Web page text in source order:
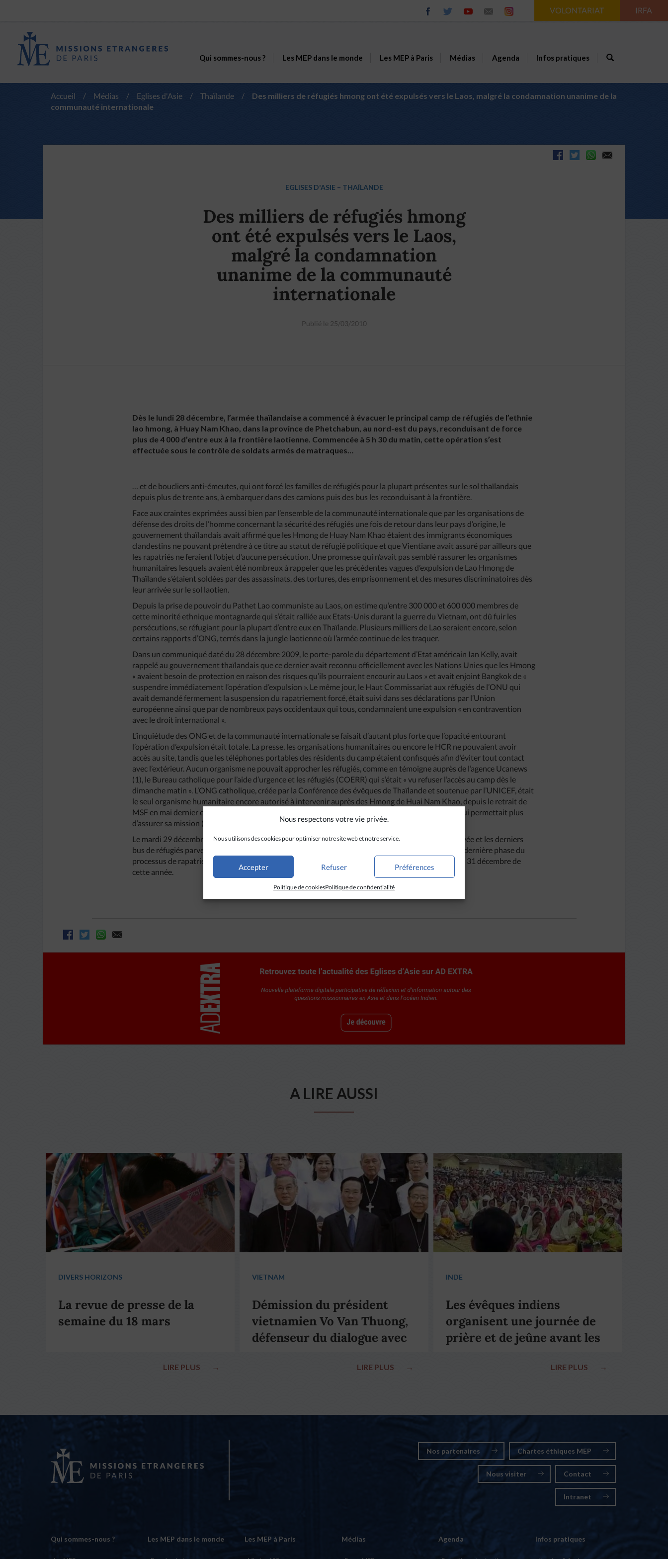
Nous respectons votre vie privée.
Nous utilisons des cookies pour optimiser notre site web et notre service.
Accepter Refuser Préférences
Politique de cookiesPolitique de confidentialité
VOLONTARIAT IRFA
Qui sommes-nous ? Les MEP dans le monde Les MEP à Paris Médias Agenda Infos pratiques
Accueil / Médias / Eglises d'Asie / Thaïlande /
Des milliers de réfugiés hmong ont été expulsés vers le Laos, malgré la condamnation unanime de la
communauté internationale
EGLISES D'ASIE – THAÏLANDE
Des milliers de réfugiés hmong
ont été expulsés vers le Laos,
malgré la condamnation
unanime de la communauté
internationale
Publié le 25/03/2010
Dès le lundi 28 décembre, l’armée thaïlandaise a commencé à évacuer le principal camp de réfugiés de l’ethnie
lao hmong, à Huay Nam Khao, dans la province de Phetchabun, au nord-est du pays, reconduisant de force
plus de 4 000 d’entre eux à la frontière laotienne. Commencée à 5 h 30 du matin, cette opération s’est
effectuée sous le contrôle de soldats armés de matraques…
… et de boucliers anti-émeutes, qui ont forcé les familles de réfugiés pour la plupart présentes sur le sol thaïlandais
depuis plus de trente ans, à embarquer dans des camions puis des bus les reconduisant à la frontière.
Face aux craintes exprimées aussi bien par l’ensemble de la communauté internationale que par les organisations de
défense des droits de l’homme concernant la sécurité des réfugiés une fois de retour dans leur pays d’origine, le
gouvernement thaïlandais avait affirmé que les Hmong de Huay Nam Khao étaient des immigrants économiques
clandestins ne pouvant prétendre à ce titre au statut de réfugié politique et que Vientiane avait assuré par ailleurs que
les rapatriés ne feraient l’objet d’aucune persécution. Une promesse qui n’avait pas semblé rassurer les organismes
humanitaires lesquels avaient été nombreux à rappeler que les précédentes vagues d’expulsion de Lao Hmong de
Thaïlande s’étaient soldées par des assassinats, des tortures, des emprisonnement et des mesures discriminatoires dès
leur arrivée sur le sol laotien.
Depuis la prise de pouvoir du Pathet Lao communiste au Laos, on estime qu’entre 300 000 et 600 000 membres de
cette minorité ethnique montagnarde qui s’était ralliée aux Etats-Unis durant la guerre du Vietnam, ont dû fuir les
persécutions, se réfugiant pour la plupart d’entre eux en Thaïlande. Plusieurs milliers de Lao seraient encore, selon
certains rapports d’ONG, terrés dans la jungle laotienne où l’armée continue de les traquer.
Dans un communiqué daté du 28 décembre 2009, le porte-parole du département d’Etat américain Ian Kelly, avait
rappelé au gouvernement thaïlandais que ce dernier avait reconnu officiellement avec les Nations Unies que les Hmong
« avaient besoin de protection en raison des risques qu’ils pourraient encourir au Laos » et avait enjoint Bangkok de «
suspendre immédiatement l’opération d’expulsion ». Le même jour, le Haut Commissariat aux réfugiés de l’ONU qui
avait demandé fermement la suspension du rapatriement forcé, était suivi dans ses déclarations par l’Union
européenne ainsi que par de nombreux pays occidentaux qui tous, condamnaient une expulsion « en contravention
avec le droit international ».
L’inquiétude des ONG et de la communauté internationale se faisait d’autant plus forte que l’opacité entourant
l’opération d’expulsion était totale. La presse, les organisations humanitaires ou encore le HCR ne pouvaient avoir
accès au site, tandis que les téléphones portables des résidents du camp étaient confisqués afin d’éviter tout contact
avec l’extérieur. Aucun organisme ne pouvait approcher les réfugiés, comme en témoigne auprès de l’agence Ucanews
(1), le Bureau catholique pour l’aide d’urgence et les réfugiés (COERR) qui s’était « vu refuser l’accès au camp dès le
dimanche matin ». L’ONG catholique, créée par la Conférence des évêques de Thaïlande et soutenue par l’UNICEF, était
le seul organisme humanitaire encore autorisé à intervenir auprès des Hmong de Huai Nam Khao, depuis le retrait de
MSF en mai dernier en raison « des pressions exercées par l’armée » qui, selon l’ONG médicale, ne lui permettait plus
d’assurer sa mission (2).
Le mardi 29 décembre, l’opération baptisée « grand nettoyage » par l’armée thaïlandaise était achevée et les derniers
bus de réfugiés parvenus au Laos. Un accord bilatéral entre Vientiane et Bangkok prévoyait que la dernière phase du
processus de rapatriement des Hmong qui s’était accéléré depuis 2006, devait être terminée d’ici le 31 décembre de
cette année.
A LIRE AUSSI
DIVERS HORIZONS
La revue de presse de la
semaine du 18 mars
LIRE PLUS →
VIETNAM
Démission du président
vietnamien Vo Van Thuong,
défenseur du dialogue avec
LIRE PLUS →
INDE
Les évêques indiens
organisent une journée de
prière et de jeûne avant les
LIRE PLUS →
Nos partenaires Chartes éthiques MEP
Nous visiter Contact
Intranet
Qui sommes-nous ? Les MEP dans le monde Les MEP à Paris Médias Agenda Infos pratiques